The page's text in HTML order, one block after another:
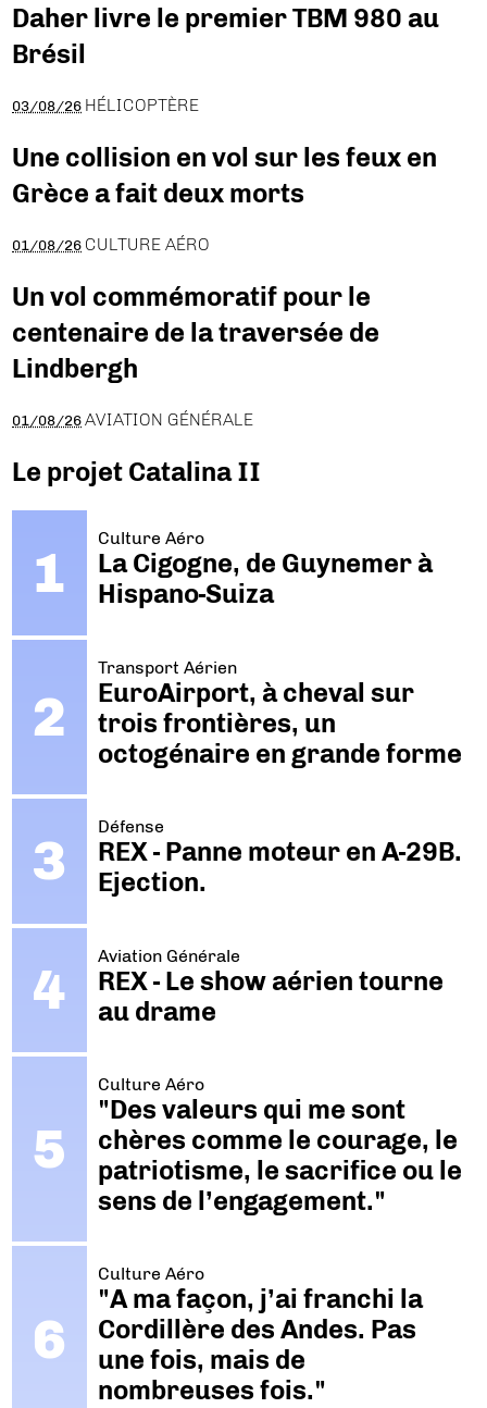
Daher livre le premier TBM 980 au
Brésil
03/08/26 HÉLICOPTÈRE
Une collision en vol sur les feux en
Grèce a fait deux morts
01/08/26 CULTURE AÉRO
Un vol commémoratif pour le
centenaire de la traversée de
Lindbergh
01/08/26 AVIATION GÉNÉRALE
Le projet Catalina II
Culture Aéro
La Cigogne, de Guynemer à
Hispano-Suiza
Transport Aérien
EuroAirport, à cheval sur
trois frontières, un
octogénaire en grande forme
Défense
REX - Panne moteur en A-29B.
Ejection.
Aviation Générale
REX - Le show aérien tourne
au drame
Culture Aéro
"Des valeurs qui me sont
chères comme le courage, le
patriotisme, le sacrifice ou le
sens de l’engagement."
Culture Aéro
"A ma façon, j’ai franchi la
Cordillère des Andes. Pas
une fois, mais de
nombreuses fois."